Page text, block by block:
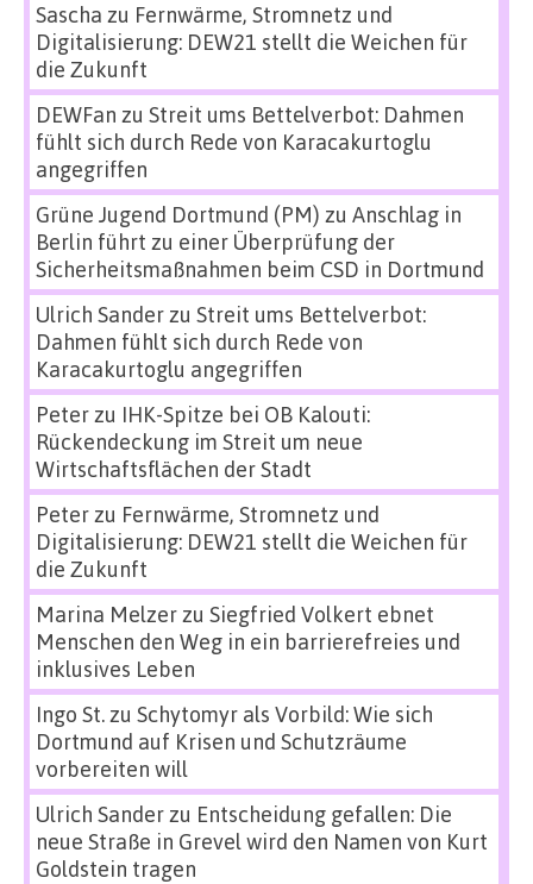
Sascha zu Fernwärme, Stromnetz und
Digitalisierung: DEW21 stellt die Weichen für
die Zukunft
DEWFan zu Streit ums Bettelverbot: Dahmen
fühlt sich durch Rede von Karacakurtoglu
angegriffen
Grüne Jugend Dortmund (PM) zu Anschlag in
Berlin führt zu einer Überprüfung der
Sicherheitsmaßnahmen beim CSD in Dortmund
Ulrich Sanderzu Streit ums Bettelverbot:
Dahmen fühlt sich durch Rede von
Karacakurtoglu angegriffen
Peterzu IHK-Spitze bei OB Kalouti:
Rückendeckung im Streit um neue
Wirtschaftsflächen der Stadt
Peterzu Fernwärme, Stromnetz und
Digitalisierung: DEW21 stellt die Weichen für
die Zukunft
Marina Melzerzu Siegfried Volkert ebnet
Menschen den Weg in ein barrierefreies und
inklusives Leben
Ingo St.zu Schytomyr als Vorbild: Wie sich
Dortmund auf Krisen und Schutzräume
vorbereiten will
Ulrich Sanderzu Entscheidung gefallen: Die
neue Straße in Grevel wird den Namen von Kurt
Goldstein tragen